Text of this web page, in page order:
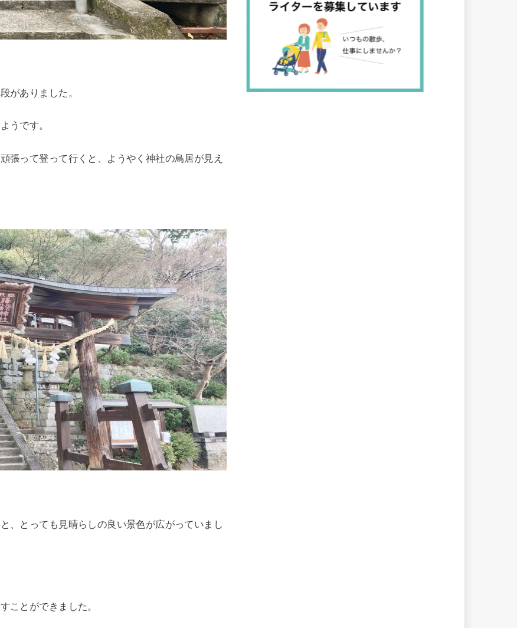
がありました。
うです。
張って登って行くと、ようやく神社の鳥居が見え
、とっても見晴らしの良い景色が広がっていまし
ことができました。